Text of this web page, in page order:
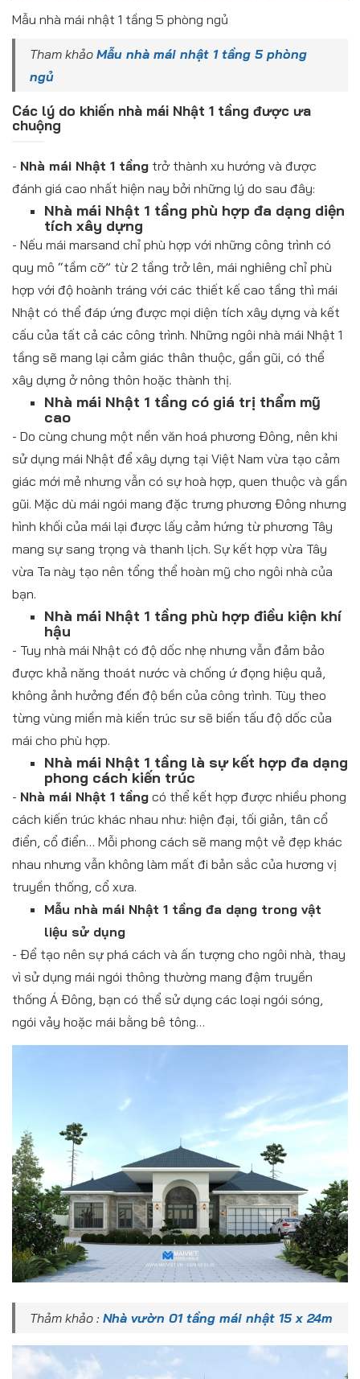
Mẫu nhà mái nhật 1 tầng 5 phòng ngủ
Tham khảo Mẫu nhà mái nhật 1 tầng 5 phòng
ngủ
Các lý do khiến nhà mái Nhật 1 tầng được ưa
chuộng
- Nhà mái Nhật 1 tầng trở thành xu hướng và được
đánh giá cao nhất hiện nay bởi những lý do sau đây:
Nhà mái Nhật 1 tầng phù hợp đa dạng diện
tích xây dựng
- Nếu mái marsand chỉ phù hợp với những công trình có
quy mô “tầm cỡ” từ 2 tầng trở lên, mái nghiêng chỉ phù
hợp với độ hoành tráng với các thiết kế cao tầng thì mái
Nhật có thể đáp ứng được mọi diện tích xây dựng và kết
cấu của tất cả các công trình. Những ngôi nhà mái Nhật 1
tầng sẽ mang lại cảm giác thân thuộc, gần gũi, có thể
xây dựng ở nông thôn hoặc thành thị.
Nhà mái Nhật 1 tầng có giá trị thẩm mỹ
cao
- Do cùng chung một nền văn hoá phương Đông, nên khi
sử dụng mái Nhật để xây dựng tại Việt Nam vừa tạo cảm
giác mới mẻ nhưng vẫn có sự hoà hợp, quen thuộc và gần
gũi. Mặc dù mái ngói mang đặc trưng phương Đông nhưng
hình khối của mái lại được lấy cảm hứng từ phương Tây
mang sự sang trọng và thanh lịch. Sự kết hợp vừa Tây
vừa Ta này tạo nên tổng thể hoàn mỹ cho ngôi nhà của
bạn.
Nhà mái Nhật 1 tầng phù hợp điều kiện khí
hậu
- Tuy nhà mái Nhật có độ dốc nhẹ nhưng vẫn đảm bảo
được khả năng thoát nước và chống ứ đọng hiệu quả,
không ảnh hưởng đến độ bền của công trình. Tùy theo
từng vùng miền mà kiến trúc sư sẽ biến tấu độ dốc của
mái cho phù hợp.
Nhà mái Nhật 1 tầng là sự kết hợp đa dạng
phong cách kiến trúc
- Nhà mái Nhật 1 tầng có thể kết hợp được nhiều phong
cách kiến trúc khác nhau như: hiện đại, tối giản, tân cổ
điển, cổ điển… Mỗi phong cách sẽ mang một vẻ đẹp khác
nhau nhưng vẫn không làm mất đi bản sắc của hương vị
truyền thống, cổ xưa.
Mẫu nhà mái Nhật 1 tầng đa dạng trong vật
liệu sử dụng
- Để tạo nên sự phá cách và ấn tượng cho ngôi nhà, thay
vì sử dụng mái ngói thông thường mang đậm truyền
thống Á Đông, bạn có thể sử dụng các loại ngói sóng,
ngói vảy hoặc mái bằng bê tông…
Thảm khảo : Nhà vườn 01 tầng mái nhật 15 x 24m